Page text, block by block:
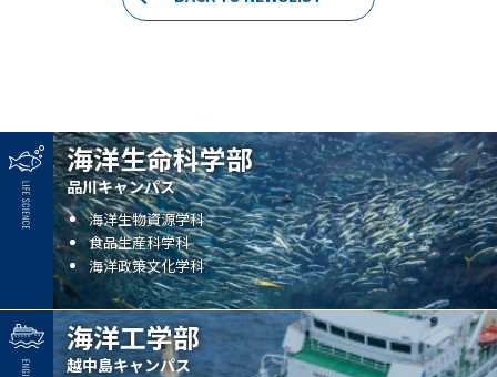
海洋生命科学部
品川キャンパス
海洋生物資源学科
食品生産科学科
海洋政策文化学科
海洋工学部
越中島キャンパス